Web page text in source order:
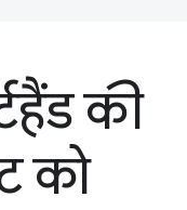
की
को